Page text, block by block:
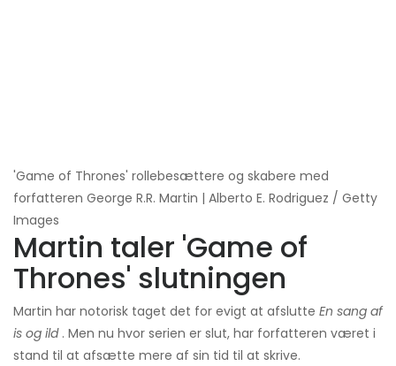
'Game of Thrones' rollebesættere og skabere med
forfatteren George R.R. Martin | Alberto E. Rodriguez / Getty
Images
Martin taler 'Game of
Thrones' slutningen
Martin har notorisk taget det for evigt at afslutte En sang af
is og ild. Men nu hvor serien er slut, har forfatteren været i
stand til at afsætte mere af sin tid til at skrive.